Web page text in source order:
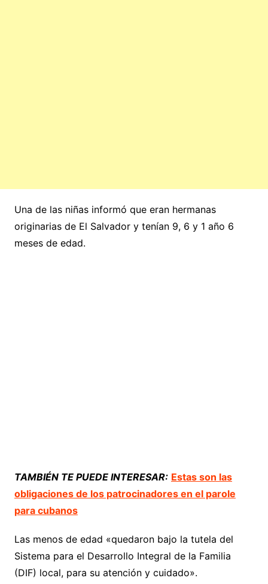
Una de las niñas informó que eran hermanas
originarias de El Salvador y tenían 9, 6 y 1 año 6
meses de edad.
TAMBIÉN TE PUEDE INTERESAR: Estas son las
obligaciones de los patrocinadores en el parole
para cubanos
Las menos de edad «quedaron bajo la tutela del
Sistema para el Desarrollo Integral de la Familia
(DIF) local, para su atención y cuidado».